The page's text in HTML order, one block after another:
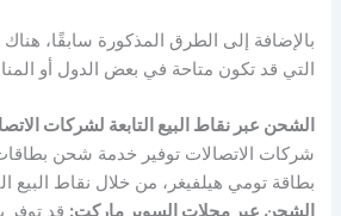
بالإضافة إلى الطرق المذكورة سابقًا،
التي قد تكون متاحة في بعض الدول أو
الشحن عبر نقاط البيع التابعة لشركات
شركات الاتصالات توفير خدمة شحن
بطاقة تومي هيلفيغر، من خلال نقاط البيع
الشحن عبر محلات السوبر ماركت: قد توفر